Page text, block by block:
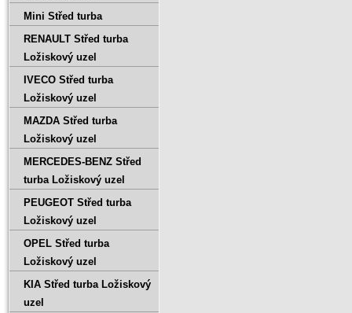
Mini Střed turba
RENAULT Střed turba
Ložiskový uzel
IVECO Střed turba
Ložiskový uzel
MAZDA Střed turba
Ložiskový uzel
MERCEDES-BENZ Střed
turba Ložiskový uzel
PEUGEOT Střed turba
Ložiskový uzel
OPEL Střed turba
Ložiskový uzel
KIA Střed turba Ložiskový
uzel